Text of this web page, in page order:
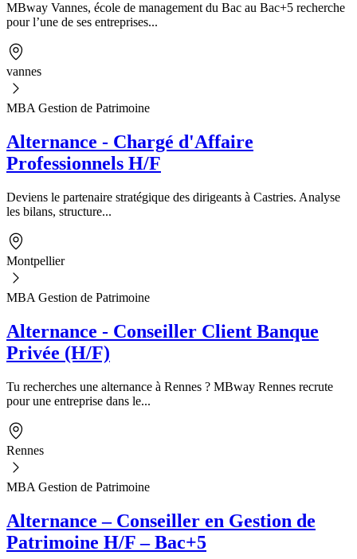
MBway Vannes, école de management du Bac au Bac+5 recherche
pour l’une de ses entreprises...
vannes
MBA Gestion de Patrimoine
Alternance - Chargé d'Affaire
Professionnels H/F
Deviens le partenaire stratégique des dirigeants à Castries. Analyse
les bilans, structure...
Montpellier
MBA Gestion de Patrimoine
Alternance - Conseiller Client Banque
Privée (H/F)
Tu recherches une alternance à Rennes ? MBway Rennes recrute
pour une entreprise dans le...
Rennes
MBA Gestion de Patrimoine
Alternance – Conseiller en Gestion de
Patrimoine H/F – Bac+5